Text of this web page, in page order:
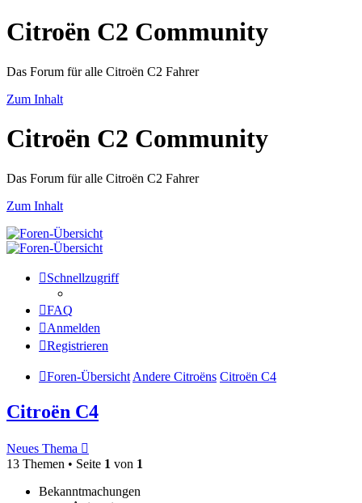
Citroën C2 Community
Das Forum für alle Citroën C2 Fahrer
Zum Inhalt
Citroën C2 Community
Das Forum für alle Citroën C2 Fahrer
Zum Inhalt
Schnellzugriff
FAQ
Anmelden
Registrieren
Foren-Übersicht Andere Citroëns Citroën C4
Citroën C4
Neues Thema
13 Themen • Seite 1 von 1
Bekanntmachungen